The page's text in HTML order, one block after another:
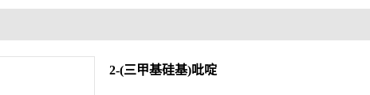
2-(三甲基硅基)吡啶